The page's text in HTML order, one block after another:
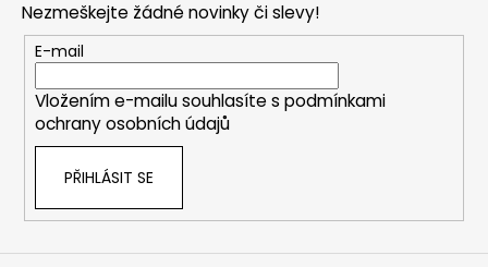
Nezmeškejte žádné novinky či slevy!
E-mail
Vložením e-mailu souhlasíte s podmínkami
ochrany osobních údajů
PŘIHLÁSIT SE